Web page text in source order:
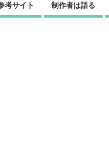
考サイト 制作者は語る